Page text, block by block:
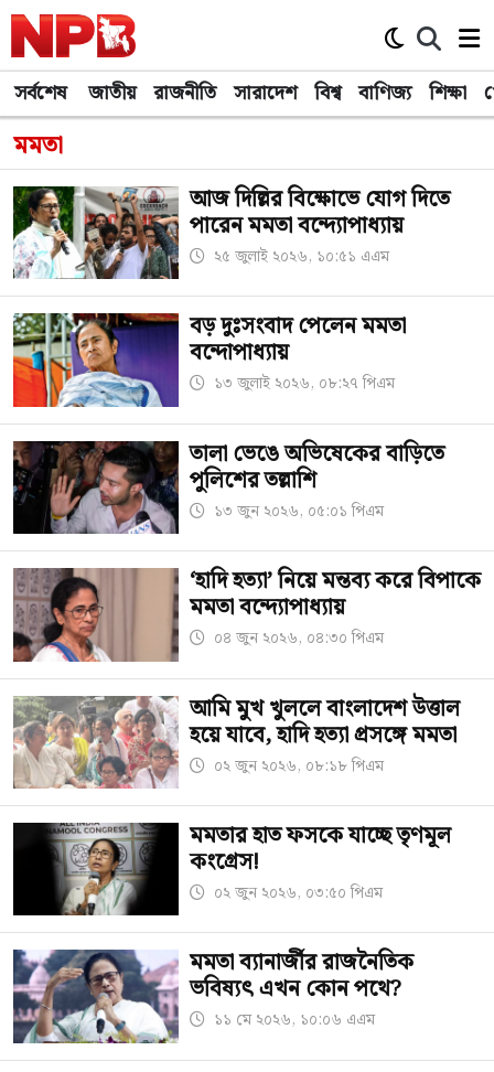
সর্বশেষ জাতীয় রাজনীতি সারাদেশ বিশ্ব বাণিজ্য শিক্ষা
মমতা
আজ দিল্লির বিক্ষোভে যোগ দিতে
পারেন মমতা বন্দ্যোপাধ্যায়
২৫ জুলাই ২০২৬, ১০:৫১ এএম
বড় দুঃসংবাদ পেলেন মমতা
বন্দোপাধ্যায়
১৩ জুলাই ২০২৬, ০৮:২৭ পিএম
তালা ভেঙে অভিষেকের বাড়িতে
পুলিশের তল্লাশি
১৩ জুন ২০২৬, ০৫:০১ পিএম
‘হাদি হত্যা’ নিয়ে মন্তব্য করে বিপাকে
মমতা বন্দ্যোপাধ্যায়
০৪ জুন ২০২৬, ০৪:৩০ পিএম
আমি মুখ খুললে বাংলাদেশ উত্তাল
হয়ে যাবে, হাদি হত্যা প্রসঙ্গে মমতা
০২ জুন ২০২৬, ০৮:১৮ পিএম
মমতার হাত ফসকে যাচ্ছে তৃণমূল
কংগ্রেস!
০২ জুন ২০২৬, ০৩:৫০ পিএম
মমতা ব্যানার্জীর রাজনৈতিক
ভবিষ্যৎ এখন কোন পথে?
১১ মে ২০২৬, ১০:০৬ এএম